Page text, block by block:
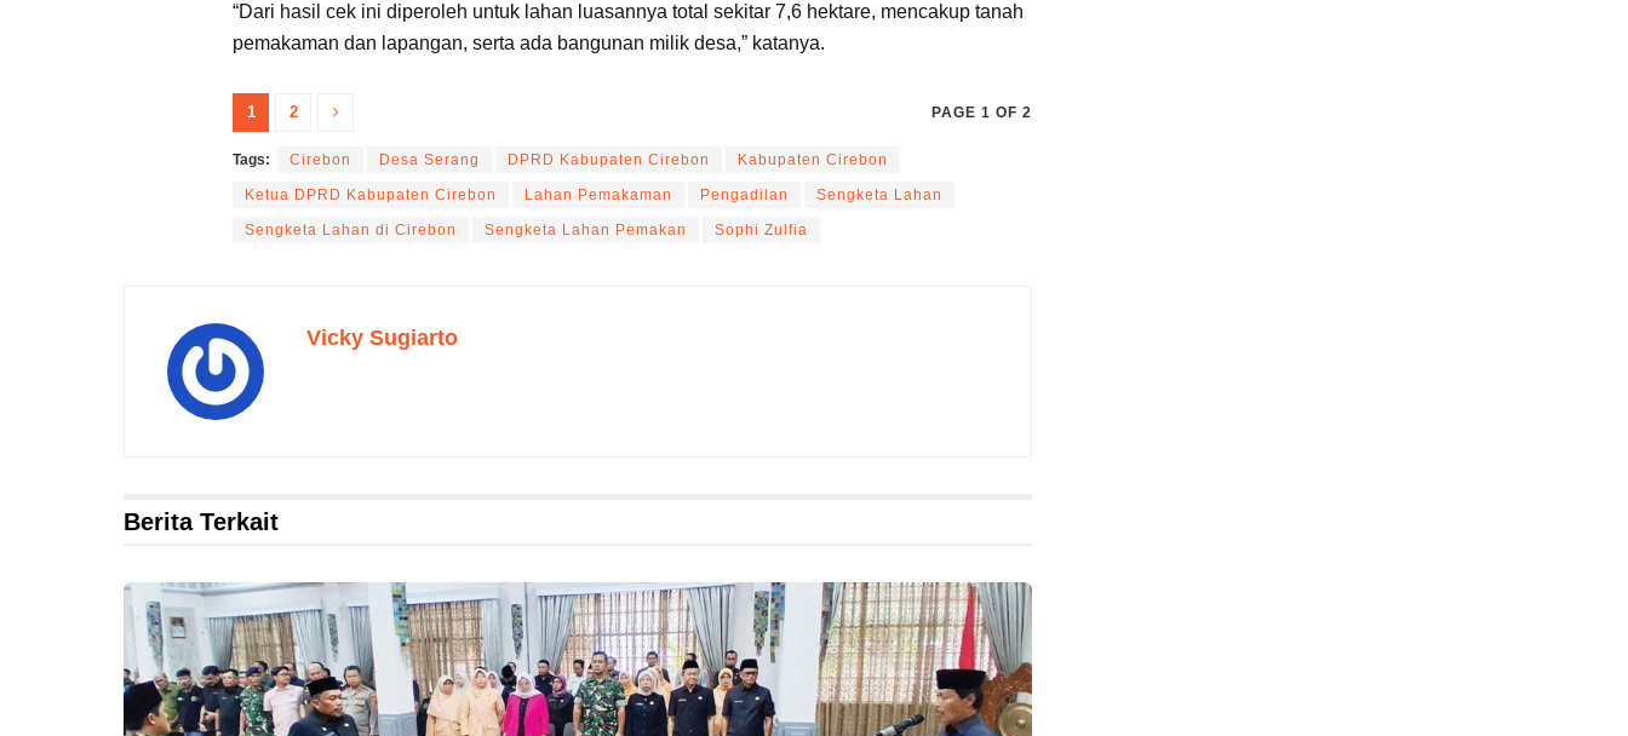
“Dari hasil cek ini diperoleh untuk lahan luasannya total sekitar 7,6 hektare, mencakup tanah
pemakaman dan lapangan, serta ada bangunan milik desa,” katanya.
PAGE 1 OF 2
1 2
Tags: Cirebon Desa Serang DPRD Kabupaten Cirebon Kabupaten Cirebon
Ketua DPRD Kabupaten Cirebon Lahan Pemakaman Pengadilan Sengketa Lahan
Sengketa Lahan di Cirebon Sengketa Lahan Pemakan Sophi Zulfia
Vicky Sugiarto
Berita Terkait